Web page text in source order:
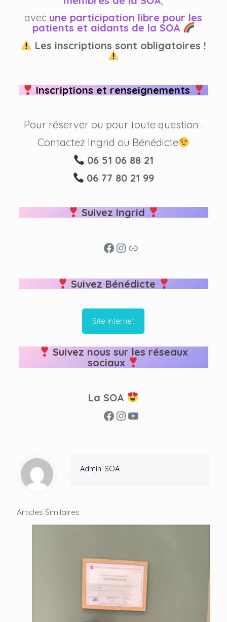
avec une participation libre pour les
patients et aidants de la SOA
Les inscriptions sont obligatoires !
Inscriptions et renseignements
Pour réserver ou pour toute question :
Contactez Ingrid ou Bénédicte
06 51 06 88 21
06 77 80 21 99
Suivez Ingrid
Facebook
Instagram
Lien
Suivez Bénédicte
Site Internet
Suivez nous sur les réseaux
sociaux
La SOA
Facebook
Instagram
YouTube
Admin-SOA
Articles Similaires